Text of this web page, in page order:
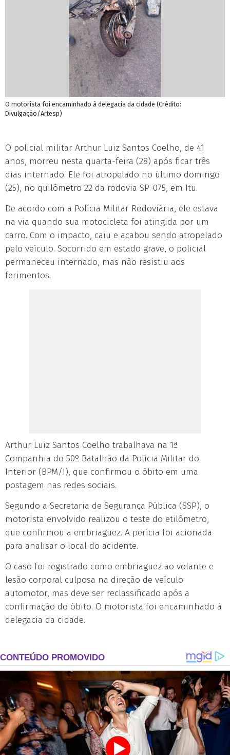
O motorista foi encaminhado à delegacia da cidade (Crédito:
Divulgação/Artesp)
O policial militar Arthur Luiz Santos Coelho, de 41
anos, morreu nesta quarta-feira (28) após ficar três
dias internado. Ele foi atropelado no último domingo
(25), no quilômetro 22 da rodovia SP-075, em Itu.
De acordo com a Polícia Militar Rodoviária, ele estava
na via quando sua motocicleta foi atingida por um
carro. Com o impacto, caiu e acabou sendo atropelado
pelo veículo. Socorrido em estado grave, o policial
permaneceu internado, mas não resistiu aos
ferimentos.
Arthur Luiz Santos Coelho trabalhava na 1ª
Companhia do 50º Batalhão da Polícia Militar do
Interior (BPM/I), que confirmou o óbito em uma
postagem nas redes sociais.
Segundo a Secretaria de Segurança Pública (SSP), o
motorista envolvido realizou o teste do etilômetro,
que confirmou a embriaguez. A perícia foi acionada
para analisar o local do acidente.
O caso foi registrado como embriaguez ao volante e
lesão corporal culposa na direção de veículo
automotor, mas deve ser reclassificado após a
confirmação do óbito. O motorista foi encaminhado à
delegacia da cidade.